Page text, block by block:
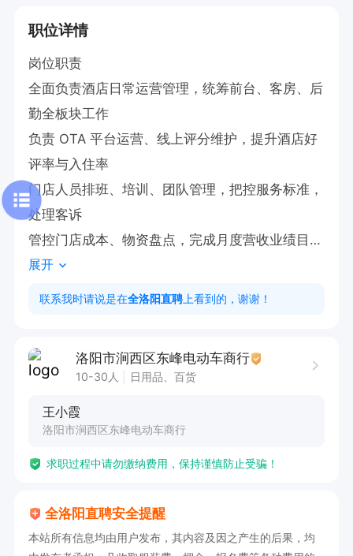
职位详情
岗位职责
全面负责酒店日常运营管理，统筹前台、客房、后
勤全板块工作
负责 OTA 平台运营、线上评分维护，提升酒店好
评率与入住率
门店人员排班、培训、团队管理，把控服务标准，
处理客诉
管控门店成本、物资盘点，完成月度营收业绩目标
维护酒店新中式轻奢品牌服务形象，打造优质旅居
体验
运营优先
筹能力
定
励，综合月薪约 8000
【投递简历后即可电话联系我，打电话请告知是全
展开
联系我时请说是在全洛阳直聘 上看到的，谢谢！
洛阳市涧西区东峰电动车商行
10-30人 日用品、百货
王小霞
洛阳市涧西区东峰电动车商行
求职过程中请勿缴纳费用，保持谨慎防止受骗！
全洛阳直聘安全提醒
本站所有信息均由用户发布，其内容及因之产生的后果，均